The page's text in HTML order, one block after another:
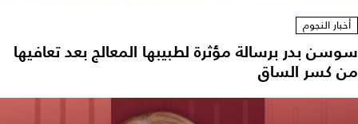
أخبار النجوم
سوسن بدر برسالة مؤثرة لطبيبها المعالج بعد تعافيها
من كسر الساق